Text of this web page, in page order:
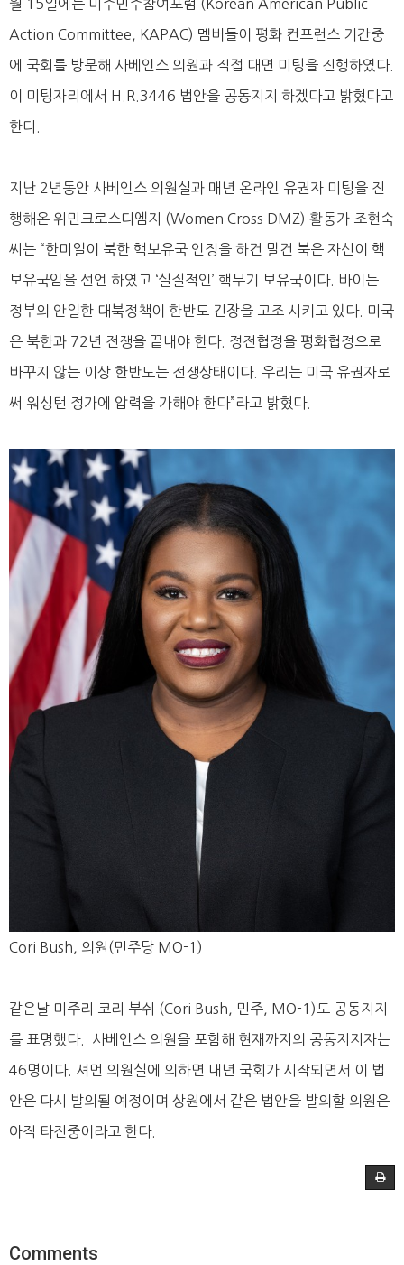
월 15일에는 미주민주참여포럼 (Korean American Public
Action Committee, KAPAC) 멤버들이 평화 컨프런스 기간중
에 국회를 방문해 사베인스 의원과 직접 대면 미팅을 진행하였다.
이 미팅자리에서 H.R.3446 법안을 공동지지 하겠다고 밝혔다고
한다.
지난 2년동안 사베인스 의원실과 매년 온라인 유권자 미팅을 진
행해온 위민크로스디엠지 (Women Cross DMZ) 활동가 조현숙
씨는 “한미일이 북한 핵보유국 인정을 하건 말건 북은 자신이 핵
보유국임을 선언 하였고 ‘실질적인’ 핵무기 보유국이다. 바이든
정부의 안일한 대북정책이 한반도 긴장을 고조 시키고 있다. 미국
은 북한과 72년 전쟁을 끝내야 한다. 정전협정을 평화협정으로
바꾸지 않는 이상 한반도는 전쟁상태이다. 우리는 미국 유권자로
써 워싱턴 정가에 압력을 가해야 한다”라고 밝혔다.
Cori Bush, 의원(민주당 MO-1)
같은날 미주리 코리 부쉬 (Cori Bush, 민주, MO-1)도 공동지지
를 표명했다. 사베인스 의원을 포함해 현재까지의 공동지지자는
46명이다. 셔먼 의원실에 의하면 내년 국회가 시작되면서 이 법
안은 다시 발의될 예정이며 상원에서 같은 법안을 발의할 의원은
아직 타진중이라고 한다.
Comments